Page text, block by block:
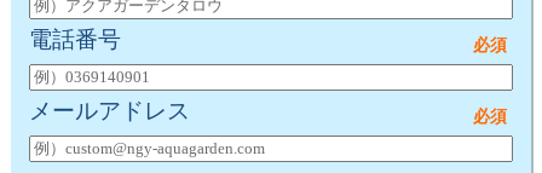
電話番号
メールアドレス